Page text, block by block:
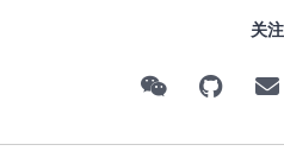
关注